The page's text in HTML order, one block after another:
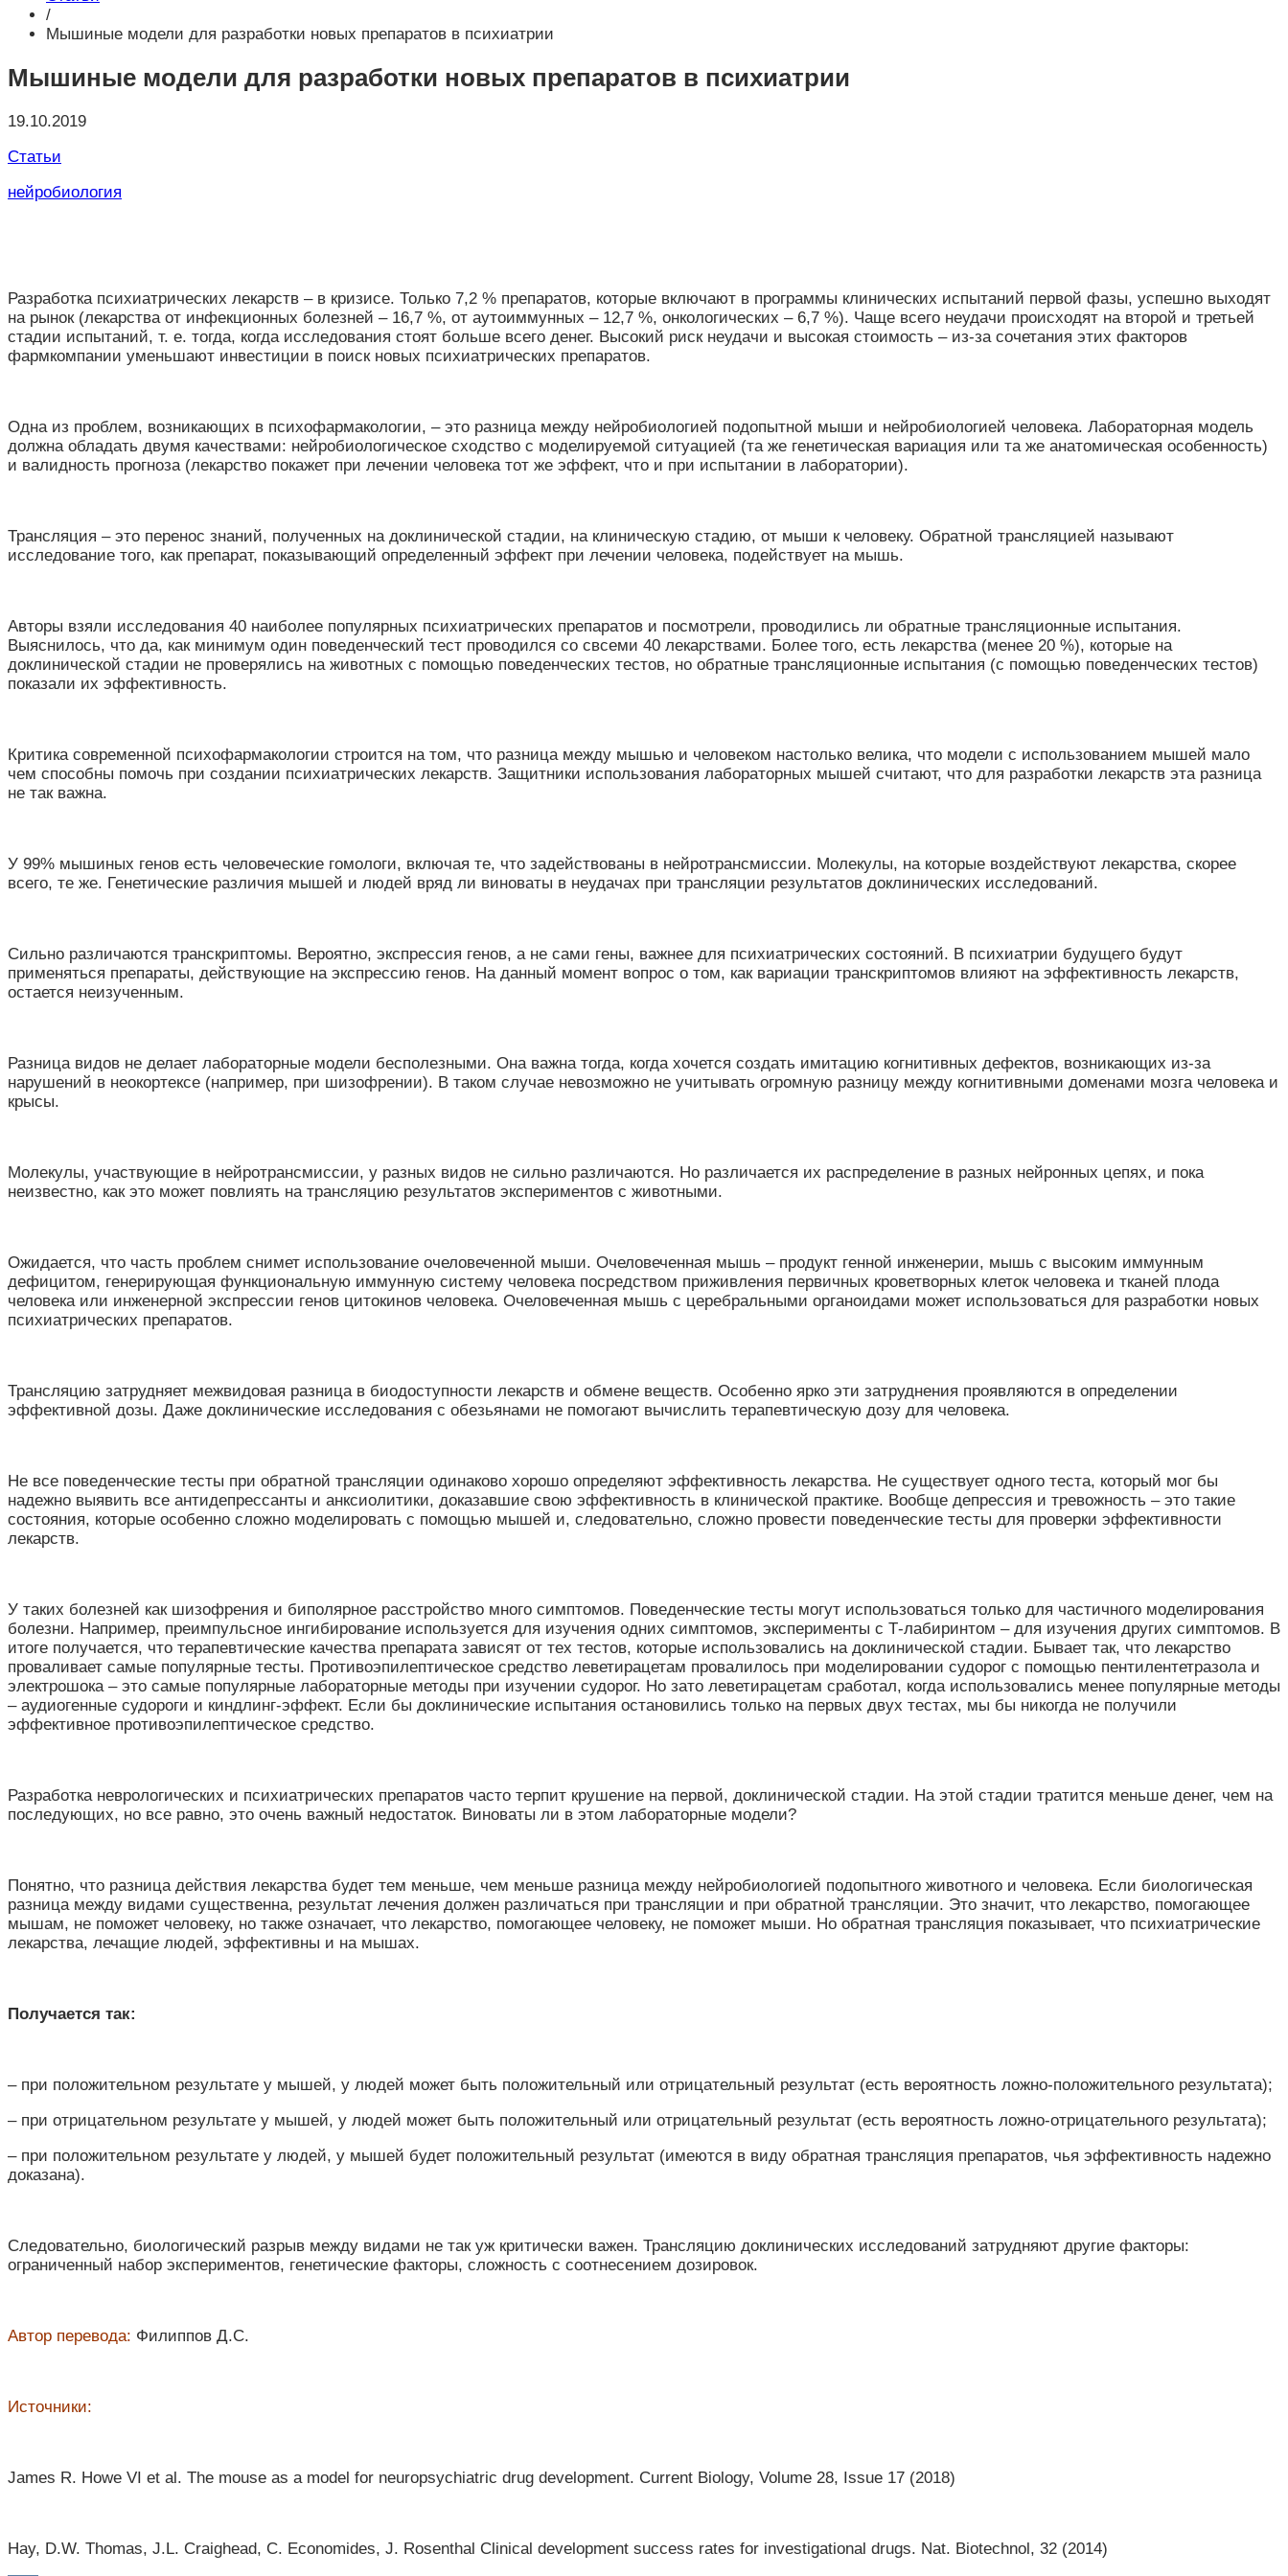
/
Мышиные модели для разработки новых препаратов в психиатрии
Мышиные модели для разработки новых препаратов в психиатрии
19.10.2019
Статьи
нейробиология
Разработка психиатрических лекарств – в кризисе. Только 7,2 % препаратов, которые включают в программы клинических испытаний первой фазы, успешно выходят
на рынок (лекарства от инфекционных болезней – 16,7 %, от аутоиммунных – 12,7 %, онкологических – 6,7 %). Чаще всего неудачи происходят на второй и третьей
стадии испытаний, т. е. тогда, когда исследования стоят больше всего денег. Высокий риск неудачи и высокая стоимость – из-за сочетания этих факторов
фармкомпании уменьшают инвестиции в поиск новых психиатрических препаратов.
Одна из проблем, возникающих в психофармакологии, – это разница между нейробиологией подопытной мыши и нейробиологией человека. Лабораторная модель
должна обладать двумя качествами: нейробиологическое сходство с моделируемой ситуацией (та же генетическая вариация или та же анатомическая особенность)
и валидность прогноза (лекарство покажет при лечении человека тот же эффект, что и при испытании в лаборатории).
Трансляция – это перенос знаний, полученных на доклинической стадии, на клиническую стадию, от мыши к человеку. Обратной трансляцией называют
исследование того, как препарат, показывающий определенный эффект при лечении человека, подействует на мышь.
Авторы взяли исследования 40 наиболее популярных психиатрических препаратов и посмотрели, проводились ли обратные трансляционные испытания.
Выяснилось, что да, как минимум один поведенческий тест проводился со свсеми 40 лекарствами. Более того, есть лекарства (менее 20 %), которые на
доклинической стадии не проверялись на животных с помощью поведенческих тестов, но обратные трансляционные испытания (с помощью поведенческих тестов)
показали их эффективность.
Критика современной психофармакологии строится на том, что разница между мышью и человеком настолько велика, что модели с использованием мышей мало
чем способны помочь при создании психиатрических лекарств. Защитники использования лабораторных мышей считают, что для разработки лекарств эта разница
не так важна.
У 99% мышиных генов есть человеческие гомологи, включая те, что задействованы в нейротрансмиссии. Молекулы, на которые воздействуют лекарства, скорее
всего, те же. Генетические различия мышей и людей вряд ли виноваты в неудачах при трансляции результатов доклинических исследований.
Сильно различаются транскриптомы. Вероятно, экспрессия генов, а не сами гены, важнее для психиатрических состояний. В психиатрии будущего будут
применяться препараты, действующие на экспрессию генов. На данный момент вопрос о том, как вариации транскриптомов влияют на эффективность лекарств,
остается неизученным.
Разница видов не делает лабораторные модели бесполезными. Она важна тогда, когда хочется создать имитацию когнитивных дефектов, возникающих из-за
нарушений в неокортексе (например, при шизофрении). В таком случае невозможно не учитывать огромную разницу между когнитивными доменами мозга человека и
крысы.
Молекулы, участвующие в нейротрансмиссии, у разных видов не сильно различаются. Но различается их распределение в разных нейронных цепях, и пока
неизвестно, как это может повлиять на трансляцию результатов экспериментов с животными.
Ожидается, что часть проблем снимет использование очеловеченной мыши. Очеловеченная мышь – продукт генной инженерии, мышь с высоким иммунным
дефицитом, генерирующая функциональную иммунную систему человека посредством приживления первичных кроветворных клеток человека и тканей плода
человека или инженерной экспрессии генов цитокинов человека. Очеловеченная мышь с церебральными органоидами может использоваться для разработки новых
психиатрических препаратов.
Трансляцию затрудняет межвидовая разница в биодоступности лекарств и обмене веществ. Особенно ярко эти затруднения проявляются в определении
эффективной дозы. Даже доклинические исследования с обезьянами не помогают вычислить терапевтическую дозу для человека.
Не все поведенческие тесты при обратной трансляции одинаково хорошо определяют эффективность лекарства. Не существует одного теста, который мог бы
надежно выявить все антидепрессанты и анксиолитики, доказавшие свою эффективность в клинической практике. Вообще депрессия и тревожность – это такие
состояния, которые особенно сложно моделировать с помощью мышей и, следовательно, сложно провести поведенческие тесты для проверки эффективности
лекарств.
У таких болезней как шизофрения и биполярное расстройство много симптомов. Поведенческие тесты могут использоваться только для частичного моделирования
болезни. Например, преимпульсное ингибирование используется для изучения одних симптомов, эксперименты с Т-лабиринтом – для изучения других симптомов. В
итоге получается, что терапевтические качества препарата зависят от тех тестов, которые использовались на доклинической стадии. Бывает так, что лекарство
проваливает самые популярные тесты. Противоэпилептическое средство леветирацетам провалилось при моделировании судорог с помощью пентилентетразола и
электрошока – это самые популярные лабораторные методы при изучении судорог. Но зато леветирацетам сработал, когда использовались менее популярные методы
– аудиогенные судороги и киндлинг-эффект. Если бы доклинические испытания остановились только на первых двух тестах, мы бы никогда не получили
эффективное противоэпилептическое средство.
Разработка неврологических и психиатрических препаратов часто терпит крушение на первой, доклинической стадии. На этой стадии тратится меньше денег, чем на
последующих, но все равно, это очень важный недостаток. Виноваты ли в этом лабораторные модели?
Понятно, что разница действия лекарства будет тем меньше, чем меньше разница между нейробиологией подопытного животного и человека. Если биологическая
разница между видами существенна, результат лечения должен различаться при трансляции и при обратной трансляции. Это значит, что лекарство, помогающее
мышам, не поможет человеку, но также означает, что лекарство, помогающее человеку, не поможет мыши. Но обратная трансляция показывает, что психиатрические
лекарства, лечащие людей, эффективны и на мышах.
Получается так:
– при положительном результате у мышей, у людей может быть положительный или отрицательный результат (есть вероятность ложно-положительного результата);
– при отрицательном результате у мышей, у людей может быть положительный или отрицательный результат (есть вероятность ложно-отрицательного результата);
– при положительном результате у людей, у мышей будет положительный результат (имеются в виду обратная трансляция препаратов, чья эффективность надежно
доказана).
Следовательно, биологический разрыв между видами не так уж критически важен. Трансляцию доклинических исследований затрудняют другие факторы:
ограниченный набор экспериментов, генетические факторы, сложность с соотнесением дозировок.
Автор перевода: Филиппов Д.С.
Источники:
James R. Howe VI et al. The mouse as a model for neuropsychiatric drug development. Current Biology, Volume 28, Issue 17 (2018)
Hay, D.W. Thomas, J.L. Craighead, C. Economides, J. Rosenthal Clinical development success rates for investigational drugs. Nat. Biotechnol, 32 (2014)